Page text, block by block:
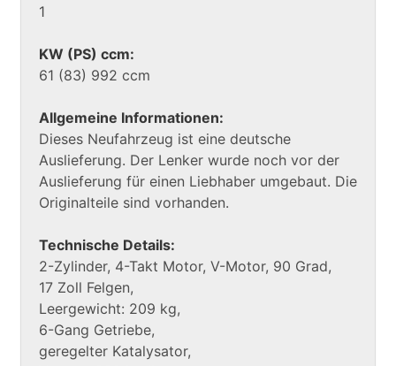
1
KW (PS) ccm:
61 (83) 992 ccm
Allgemeine Informationen:
Dieses Neufahrzeug ist eine deutsche
Auslieferung. Der Lenker wurde noch vor der
Auslieferung für einen Liebhaber umgebaut. Die
Originalteile sind vorhanden.
Technische Details:
2-Zylinder, 4-Takt Motor, V-Motor, 90 Grad,
17 Zoll Felgen,
Leergewicht: 209 kg,
6-Gang Getriebe,
geregelter Katalysator,